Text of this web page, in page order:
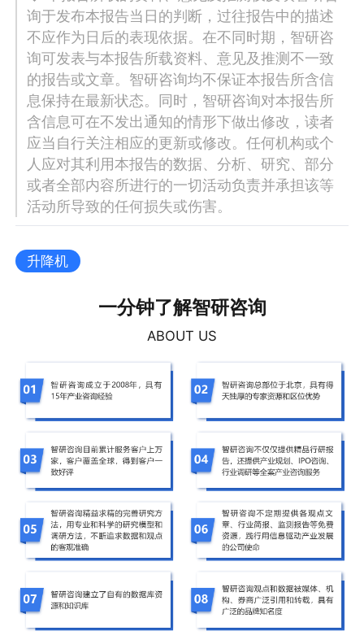
询于发布本报告当日的判断，过往报告中的描述
不应作为日后的表现依据。在不同时期，智研咨
询可发表与本报告所载资料、意见及推测不一致
的报告或文章。智研咨询均不保证本报告所含信
息保持在最新状态。同时，智研咨询对本报告所
含信息可在不发出通知的情形下做出修改，读者
应当自行关注相应的更新或修改。任何机构或个
人应对其利用本报告的数据、分析、研究、部分
或者全部内容所进行的一切活动负责并承担该等
活动所导致的任何损失或伤害。
升降机
一分钟了解智研咨询
ABOUT US